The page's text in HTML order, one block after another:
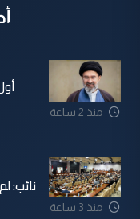
منذ 2 ساعة
منذ 3 ساعة
نائب: